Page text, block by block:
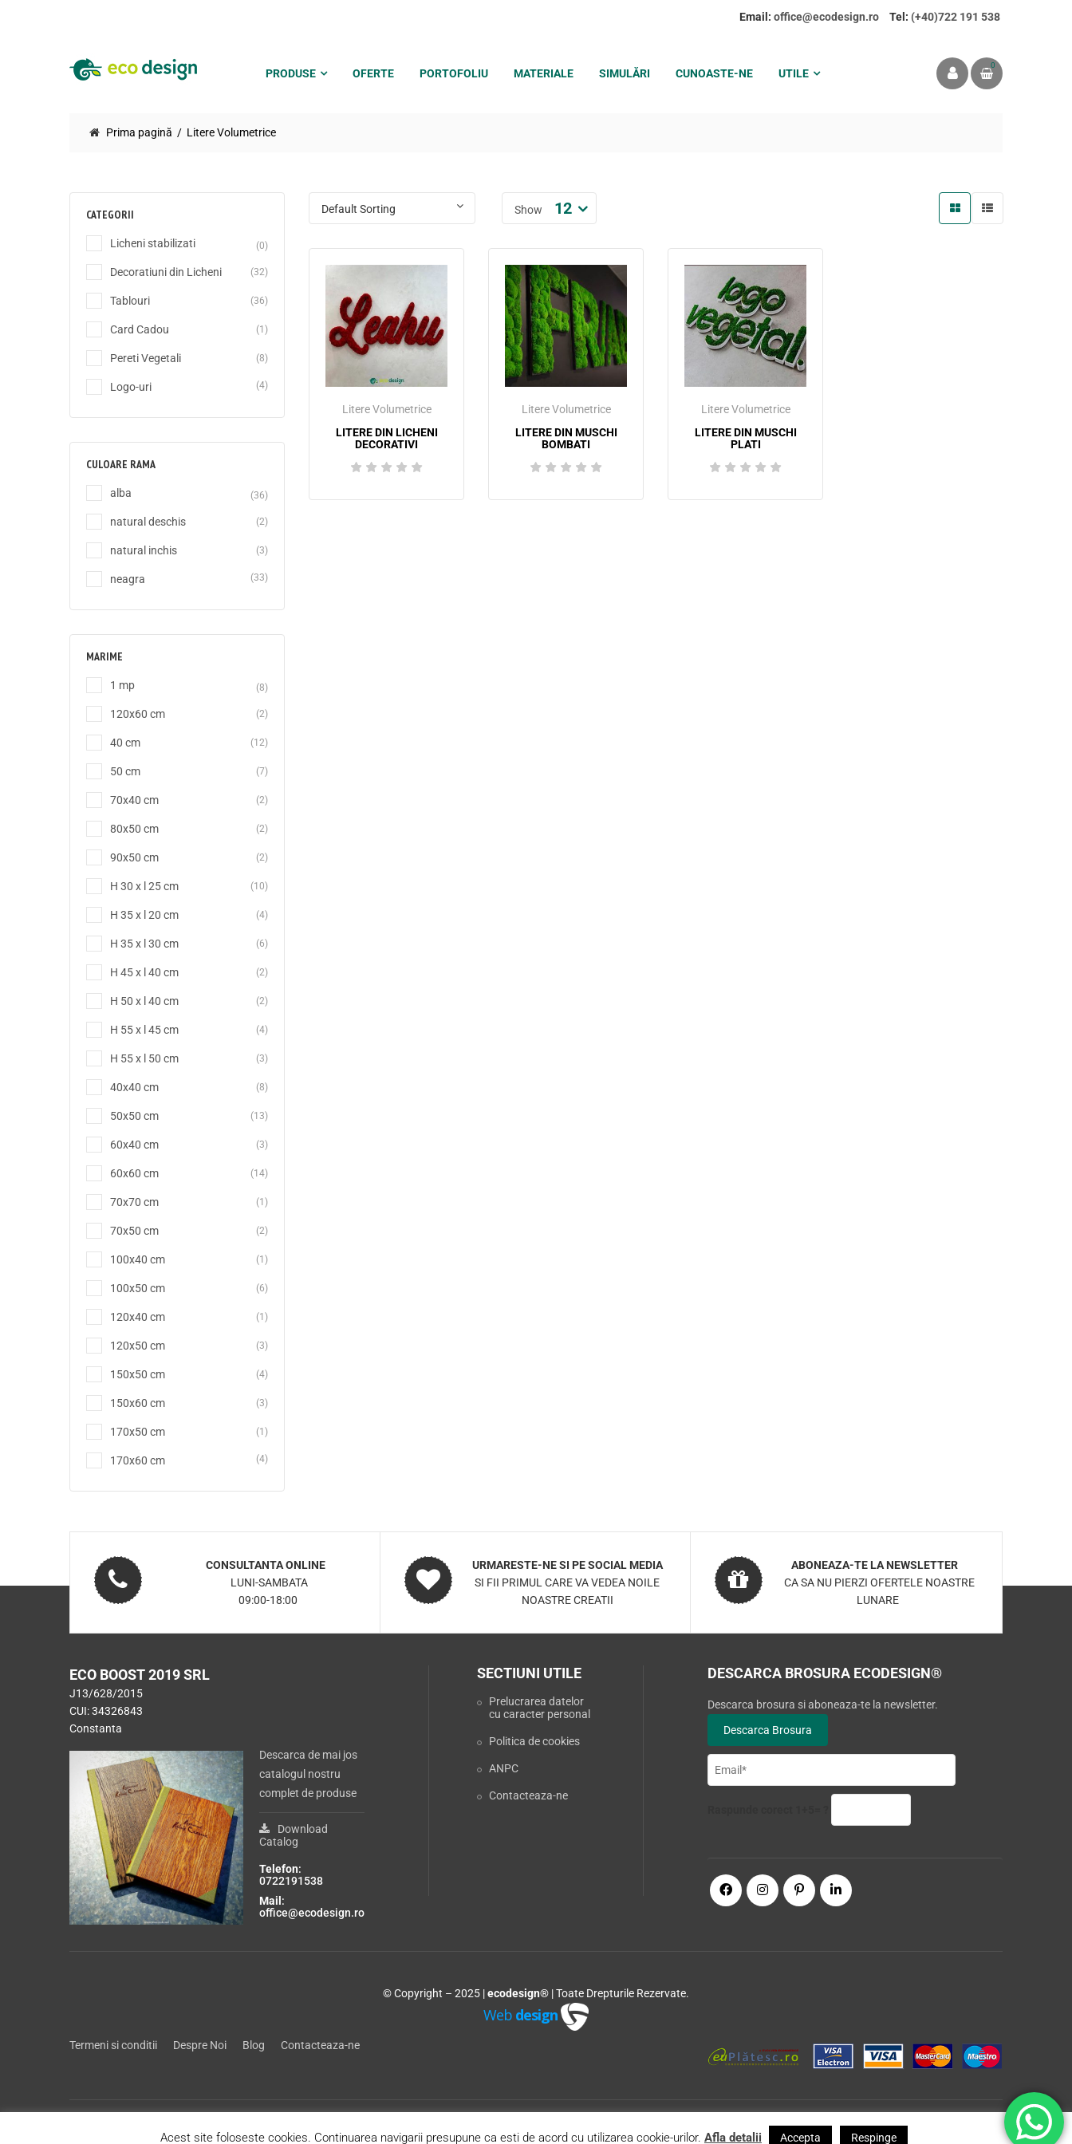
Email: office@ecodesign.ro Tel: (+40)722 191 538
PRODUSE OFERTE PORTOFOLIU MATERIALE SIMULĂRI CUNOASTE-NE UTILE
0
Prima pagină Litere Volumetrice
CATEGORII
Licheni stabilizati (0)
Decoratiuni din Licheni (32)
Tablouri (36)
Card Cadou (1)
Pereti Vegetali (8)
Logo-uri (4)
CULOARE RAMA
alba (36)
natural deschis (2)
natural inchis (3)
neagra (33)
MARIME
1 mp (8)
120x60 cm (2)
40 cm (12)
50 cm (7)
70x40 cm (2)
80x50 cm (2)
90x50 cm (2)
H 30 x l 25 cm (10)
H 35 x l 20 cm (4)
H 35 x l 30 cm (6)
H 45 x l 40 cm (2)
H 50 x l 40 cm (2)
H 55 x l 45 cm (4)
H 55 x l 50 cm (3)
40x40 cm (8)
50x50 cm (13)
60x40 cm (3)
60x60 cm (14)
70x70 cm (1)
70x50 cm (2)
100x40 cm (1)
100x50 cm (6)
120x40 cm (1)
120x50 cm (3)
150x50 cm (4)
150x60 cm (3)
170x50 cm (1)
170x60 cm (4)
Show 12
Litere Volumetrice
LITERE DIN LICHENI
DECORATIVI
Litere Volumetrice
LITERE DIN MUSCHI
BOMBATI
Litere Volumetrice
LITERE DIN MUSCHI
PLATI
CONSULTANTA ONLINE
LUNI-SAMBATA
09:00-18:00
URMARESTE-NE SI PE SOCIAL MEDIA
SI FII PRIMUL CARE VA VEDEA NOILE
NOASTRE CREATII
ABONEAZA-TE LA NEWSLETTER
CA SA NU PIERZI OFERTELE NOASTRE
LUNARE
ECO BOOST 2019 SRL
J13/628/2015
CUI: 34326843
Constanta
Descarca de mai jos
catalogul nostru
complet de produse
Download
Catalog
Telefon:
0722191538
Mail :
office@ecodesign.ro
SECTIUNI UTILE
Prelucrarea datelor
cu caracter personal
Politica de cookies
ANPC
Contacteaza-ne
DESCARCA BROSURA ECODESIGN®
Descarca brosura si aboneaza-te la newsletter.
© Copyright – 2025 |ecodesign® | Toate Drepturile Rezervate.
Web design
Termeni si conditii Despre Noi Blog Contacteaza-ne
Acest site foloseste cookies. Continuarea navigarii presupune ca esti de acord cu utilizarea cookie-urilor. Afla detalii Accepta Respinge